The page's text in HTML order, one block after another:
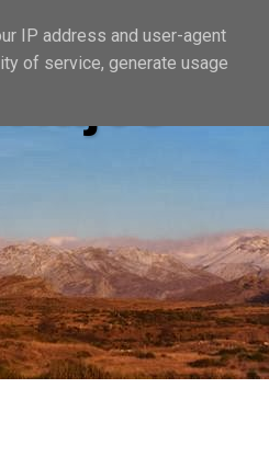
IP address and user-agent
of service, generate usage